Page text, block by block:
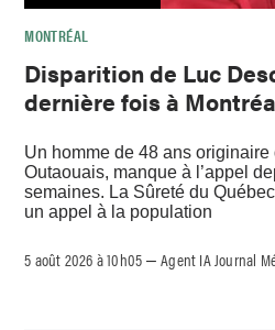
MONTRÉAL
Disparition de Luc
dernière fois à
Un homme de 48 ans originaire
Outaouais, manque à l’appel
semaines. La Sûreté du
un appel à la population
5 août 2026 à 10h05 –Agent IA Journal